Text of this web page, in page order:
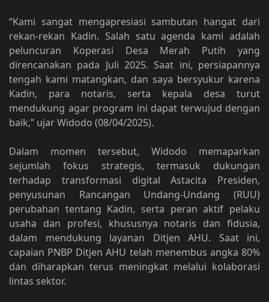
“Kami sangat mengapresiasi sambutan hangat dari
rekan-rekan Kadin. Salah satu agenda kami adalah
peluncuran Koperasi Desa Merah Putih yang
direncanakan pada Juli 2025. Saat ini, persiapannya
tengah kami matangkan, dan saya bersyukur karena
Kadin, para notaris, serta kepala desa turut
mendukung agar program ini dapat terwujud dengan
baik,” ujar Widodo (08/04/2025).
Dalam momen tersebut, Widodo memaparkan
sejumlah fokus strategis, termasuk dukungan
terhadap transformasi digital Astacita Presiden,
penyusunan Rancangan Undang-Undang (RUU)
perubahan tentang Kadin, serta peran aktif pelaku
usaha dan profesi, khususnya notaris dan fidusia,
dalam mendukung layanan Ditjen AHU. Saat ini,
capaian PNBP Ditjen AHU telah menembus angka 80%
dan diharapkan terus meningkat melalui kolaborasi
lintas sektor.